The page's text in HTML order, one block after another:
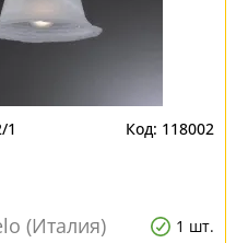
1 118002
(Италия) 1 шт.